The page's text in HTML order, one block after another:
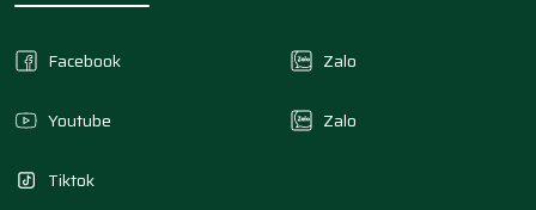
Facebook Zalo
Youtube Zalo
Tiktok